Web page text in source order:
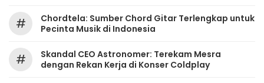
#
Chordtela: Sumber Chord Gitar Terlengkap untuk
Pecinta Musik di Indonesia
#
Skandal CEO Astronomer: Terekam Mesra
dengan Rekan Kerja di Konser Coldplay